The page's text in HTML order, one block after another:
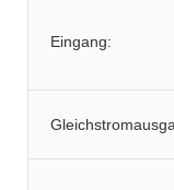
Eingang: